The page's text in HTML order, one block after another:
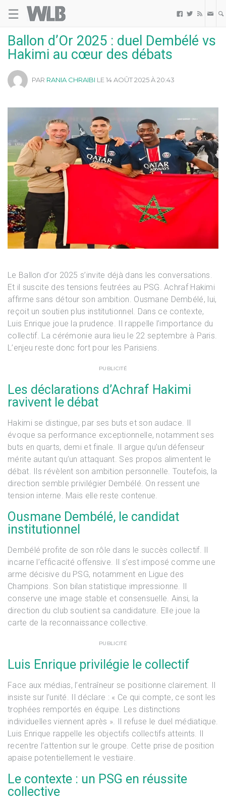
☰   
Ballon d’Or 2025 : duel Dembélé vs
Hakimi au cœur des débats
PAR RANIA CHRAIBI LE 14 AOÛT 2025 À 20:43
Le Ballon d’or 2025 s’invite déjà dans les conversations.
Et il suscite des tensions feutrées au PSG. Achraf Hakimi
affirme sans détour son ambition. Ousmane Dembélé, lui,
reçoit un soutien plus institutionnel. Dans ce contexte,
Luis Enrique joue la prudence. Il rappelle l’importance du
collectif. La cérémonie aura lieu le 22 septembre à Paris.
L’enjeu reste donc fort pour les Parisiens.
PUBLICITÉ
Les déclarations d’Achraf Hakimi
ravivent le débat
Hakimi se distingue, par ses buts et son audace. Il
évoque sa performance exceptionnelle, notamment ses
buts en quarts, demi et finale. Il argue qu’un défenseur
mérite autant qu’un attaquant. Ses propos alimentent le
débat. Ils révèlent son ambition personnelle. Toutefois, la
direction semble privilégier Dembélé. On ressent une
tension interne. Mais elle reste contenue.
Ousmane Dembélé, le candidat
institutionnel
Dembélé profite de son rôle dans le succès collectif. Il
incarne l’efficacité offensive. Il s’est imposé comme une
arme décisive du PSG, notamment en Ligue des
Champions. Son bilan statistique impressionne. Il
conserve une image stable et consensuelle. Ainsi, la
direction du club soutient sa candidature. Elle joue la
carte de la reconnaissance collective.
PUBLICITÉ
Luis Enrique privilégie le collectif
Face aux médias, l’entraîneur se positionne clairement. Il
insiste sur l’unité. Il déclare : « Ce qui compte, ce sont les
trophées remportés en équipe. Les distinctions
individuelles viennent après ». Il refuse le duel médiatique.
Luis Enrique rappelle les objectifs collectifs atteints. Il
recentre l’attention sur le groupe. Cette prise de position
apaise potentiellement le vestiaire.
Le contexte : un PSG en réussite
collective